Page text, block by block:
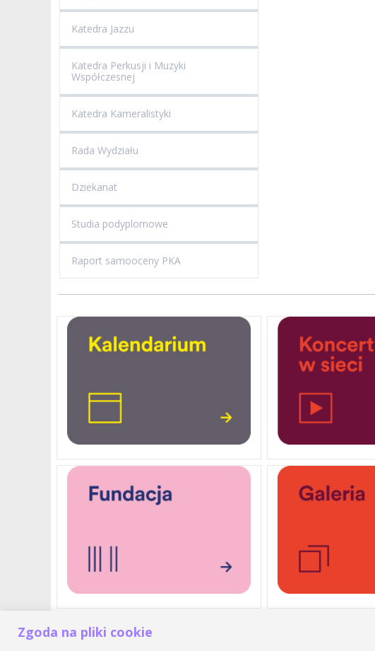
Zgoda na pliki cookie
Katedra Jazzu
Katedra Perkusji i Muzyki
Współczesnej
Katedra Kameralistyki
Rada Wydziału
Dziekanat
Studia podyplomowe
Raport samooceny PKA